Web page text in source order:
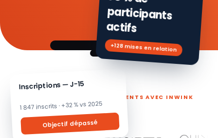
Inscriptions — J-15
1 847 inscrits · +32 % vs 2025
Objectif dépassé
actifs
+128 mises en relation
ILS PILOTENT LEURS ÉVÉNEMENTS AVEC INWINK